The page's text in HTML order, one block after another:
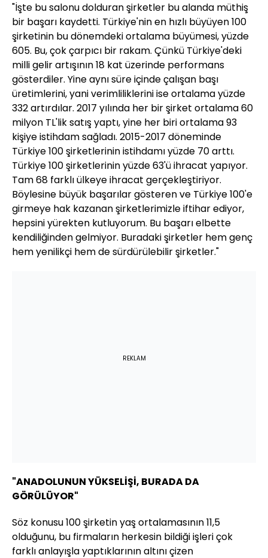
"İşte bu salonu dolduran şirketler bu alanda müthiş
bir başarı kaydetti. Türkiye'nin en hızlı büyüyen 100
şirketinin bu dönemdeki ortalama büyümesi, yüzde
605. Bu, çok çarpıcı bir rakam. Çünkü Türkiye'deki
milli gelir artışının 18 kat üzerinde performans
gösterdiler. Yine aynı süre içinde çalışan başı
üretimlerini, yani verimliliklerini ise ortalama yüzde
332 artırdılar. 2017 yılında her bir şirket ortalama 60
milyon TL'lik satış yaptı, yine her biri ortalama 93
kişiye istihdam sağladı. 2015-2017 döneminde
Türkiye 100 şirketlerinin istihdamı yüzde 70 arttı.
Türkiye 100 şirketlerinin yüzde 63'ü ihracat yapıyor.
Tam 68 farklı ülkeye ihracat gerçekleştiriyor.
Böylesine büyük başarılar gösteren ve Türkiye 100'e
girmeye hak kazanan şirketlerimizle iftihar ediyor,
hepsini yürekten kutluyorum. Bu başarı elbette
kendiliğinden gelmiyor. Buradaki şirketler hem genç
hem yenilikçi hem de sürdürülebilir şirketler."
REKLAM
"ANADOLUNUN YÜKSELİŞİ, BURADA DA
GÖRÜLÜYOR"
Söz konusu 100 şirketin yaş ortalamasının 11,5
olduğunu, bu firmaların herkesin bildiği işleri çok
farklı anlayışla yaptıklarının altını çizen